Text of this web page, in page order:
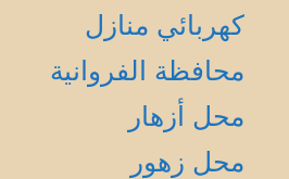
كهربائي منازل
محافظة الفروانية
محل أزهار
محل زهور